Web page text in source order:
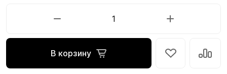
В корзину